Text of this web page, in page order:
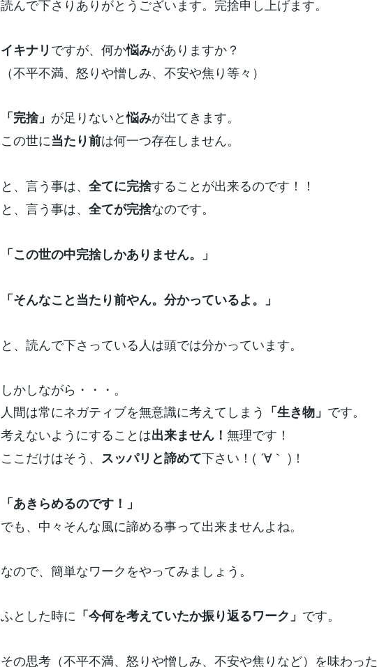
読んで下さりありがとうございます。完捨申し上げます。
イキナリですが、何か悩みがありますか？
（不平不満、怒りや憎しみ、不安や焦り等々）
「完捨」 が足りないと悩みが出てきます。
この世に当たり前は何一つ存在しません。
と、言う事は、 全てに完捨することが出来るのです！！
と、言う事は、 全てが完捨なのです。
「この世の中完捨しかありません。」
「そんなこと当たり前やん。分かっているよ。」
と、読んで下さっている人は頭では分かっています。
しかしながら・・・。
人間は常にネガティブを無意識に考えてしまう 「生き物」 です。
考えないようにすることは出来ません！ 無理です！
ここだけはそう、 スッパリと諦めて下さい！( ´∀｀ )！
「あきらめるのです！」
でも、中々そんな風に諦める事って出来ませんよね。
なので、簡単なワークをやってみましょう。
ふとした時に 「今何を考えていたか振り返るワーク」 です。
その思考（不平不満、怒りや憎しみ、不安や焦りなど）を味わった